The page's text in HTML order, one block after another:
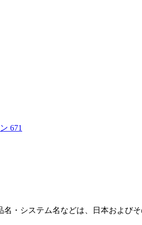
671
・システム名などは、日本および